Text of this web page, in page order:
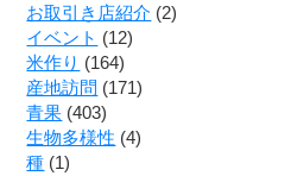
お取引き店紹介 (2)
イベント (12)
米作り (164)
産地訪問 (171)
青果 (403)
生物多様性 (4)
種 (1)